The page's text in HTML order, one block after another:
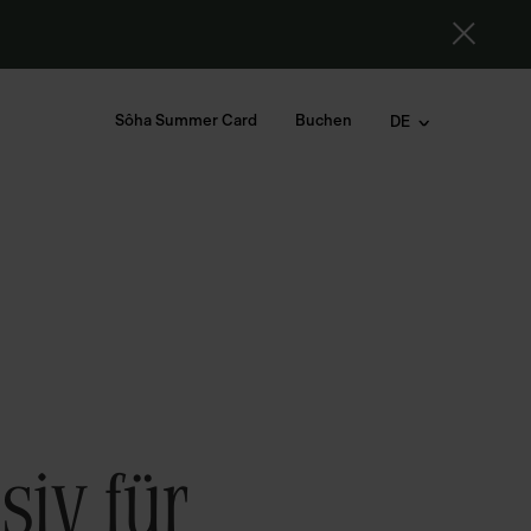
Sôha Summer Card Buchen DE
für